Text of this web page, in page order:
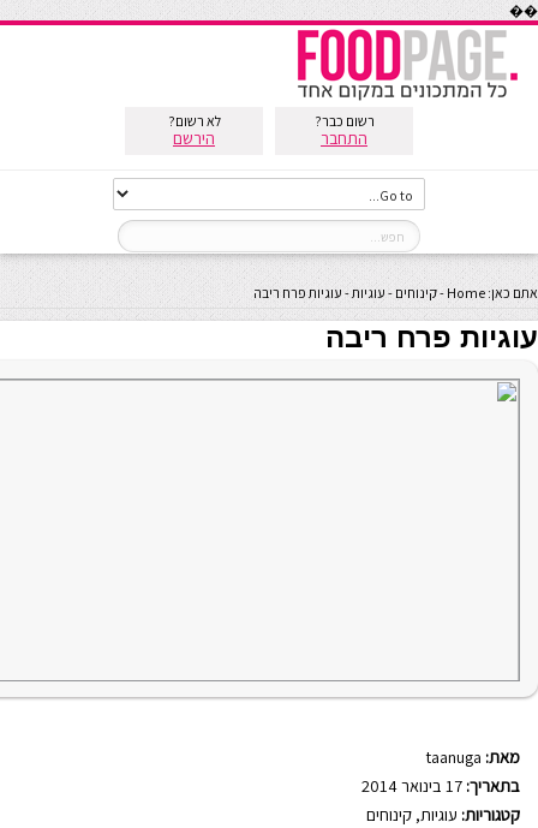
��
רשום כבר?
התחבר
לא רשום?
הירשם
אתם כאן: Home
-קינוחים - עוגיות- עוגיות פרח ריבה
עוגיות פרח ריבה
מאת: taanuga
בתאריך:
קטגוריות: עוגיות, קינוחים